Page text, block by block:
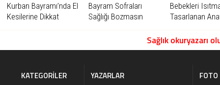
Kurban Bayramı’nda El
Kesilerine Dikkat
Bayram Sofraları
Sağlığı Bozmasın
Bebekleri
Tasarlanan
Sağlık okuryazarı
KATEGORILER
YAZARLAR
FOTO